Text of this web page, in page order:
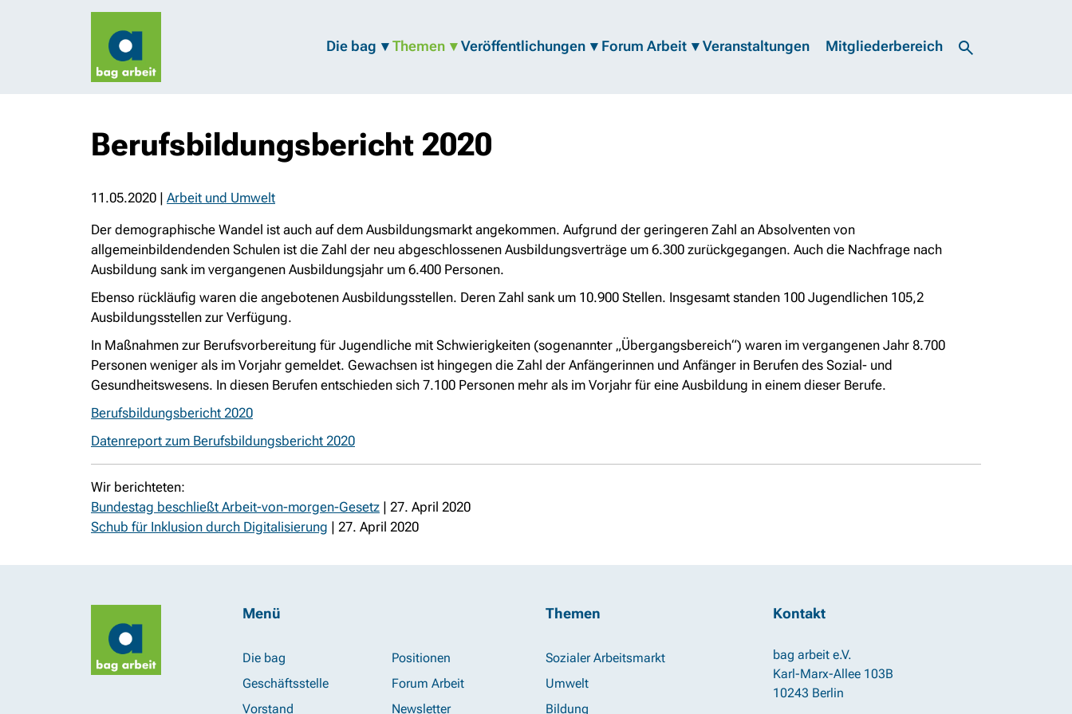
Die bag Themen Veröffentlichungen Forum Arbeit Veranstaltungen Mitgliederbereich
Berufsbildungsbericht 2020
11.05.2020 | Arbeit und Umwelt
Der demographische Wandel ist auch auf dem Ausbildungsmarkt angekommen. Aufgrund der geringeren Zahl an Absolventen von
allgemeinbildendenden Schulen ist die Zahl der neu abgeschlossenen Ausbildungsverträge um 6.300 zurückgegangen. Auch die Nachfrage nach
Ausbildung sank im vergangenen Ausbildungsjahr um 6.400 Personen.
Ebenso rückläufig waren die angebotenen Ausbildungsstellen. Deren Zahl sank um 10.900 Stellen. Insgesamt standen 100 Jugendlichen 105,2
Ausbildungsstellen zur Verfügung.
In Maßnahmen zur Berufsvorbereitung für Jugendliche mit Schwierigkeiten (sogenannter „Übergangsbereich“) waren im vergangenen Jahr 8.700
Personen weniger als im Vorjahr gemeldet. Gewachsen ist hingegen die Zahl der Anfängerinnen und Anfänger in Berufen des Sozial- und
Gesundheitswesens. In diesen Berufen entschieden sich 7.100 Personen mehr als im Vorjahr für eine Ausbildung in einem dieser Berufe.
Berufsbildungsbericht 2020
Datenreport zum Berufsbildungsbericht 2020
Wir berichteten:
Bundestag beschließt Arbeit-von-morgen-Gesetz | 27. April 2020
Schub für Inklusion durch Digitalisierung | 27. April 2020
Menü
Die bag
Geschäftsstelle
Vorstand
Positionen
Forum Arbeit
Newsletter
Themen
Sozialer Arbeitsmarkt
Umwelt
Bildung
Kontakt
bag arbeit e.V.
Karl-Marx-Allee 103B
10243 Berlin